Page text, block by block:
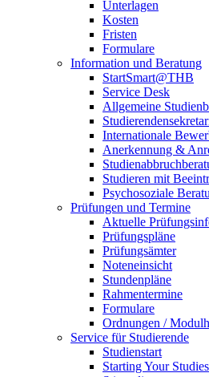
Unterlagen
Kosten
Fristen
Formulare
Information und Beratung
StartSmart@THB
Service Desk
Allgemeine
Internationale
Anerkennung &
Studieren mit
Psychosoziale
Prüfungen und Termine
Aktuelle
Prüfungspläne
Prüfungsämter
Noteneinsicht
Stundenpläne
Rahmentermine
Formulare
Ordnungen /
Service für Studierende
Studienstart
Starting Your Studies